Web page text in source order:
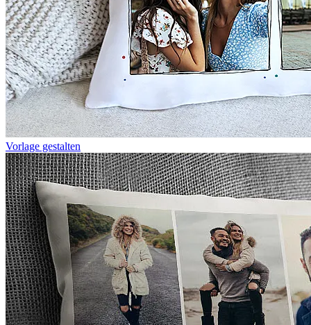
Vorlage gestalten